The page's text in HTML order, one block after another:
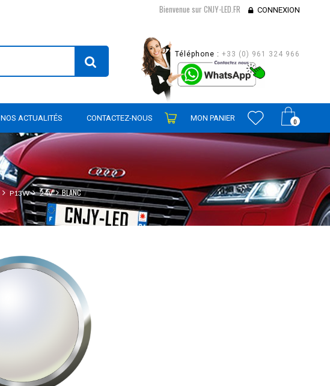
Bienvenue sur CNJY-LED.FR CONNEXION
Téléphone : +33 (0) 961 324 966
0
NOS ACTUALITÉS CONTACTEZ-NOUS MON PANIER
P13W 24V BLANC